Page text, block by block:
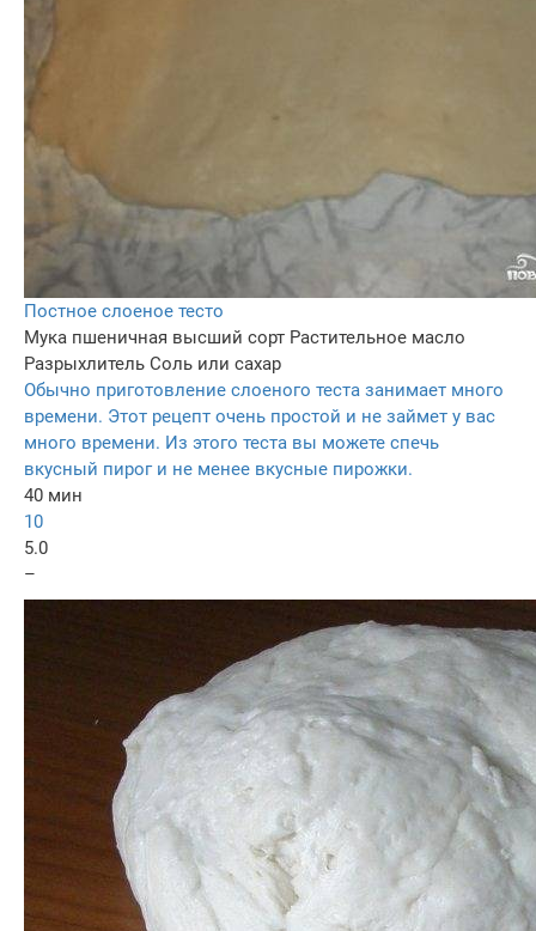
Постное слоеное тесто
Мука пшеничная высший сорт Растительное масло
Разрыхлитель Соль или сахар
Обычно приготовление слоеного теста занимает много
времени. Этот рецепт очень простой и не займет у вас
много времени. Из этого теста вы можете спечь
вкусный пирог и не менее вкусные пирожки.
40 мин
10
5.0
–